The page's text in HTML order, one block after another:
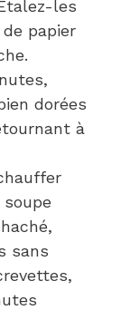
les
papier
dorées
à
sans